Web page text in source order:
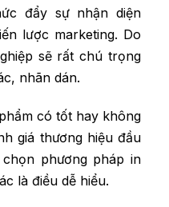
đẩy sự nhận diện
lược marketing. Do
sẽ rất chú trọng
nhãn dán.
có tốt hay không
giá thương hiệu đầu
phương pháp in
là điều dễ hiểu.